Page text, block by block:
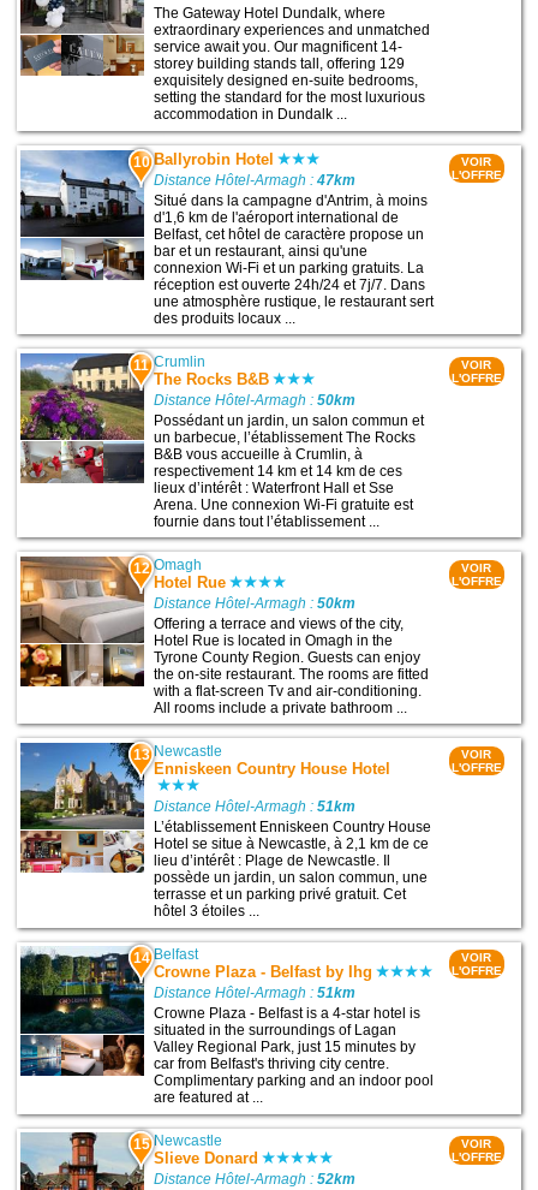
The Gateway Hotel Dundalk, where
extraordinary experiences and unmatched
service await you. Our magnificent 14-
storey building stands tall, offering 129
exquisitely designed en-suite bedrooms,
setting the standard for the most luxurious
accommodation in Dundalk ...
10 Ballyrobin Hotel
Distance Hôtel-Armagh :47km
Situé dans la campagne d'Antrim, à moins
d'1,6 km de l'aéroport international de
Belfast, cet hôtel de caractère propose un
bar et un restaurant, ainsi qu'une
connexion Wi-Fi et un parking gratuits. La
réception est ouverte 24h/24 et 7j/7. Dans
une atmosphère rustique, le restaurant sert
des produits locaux ...
VOIR
L'OFFRE
11 Crumlin
The Rocks B&B
Distance Hôtel-Armagh :50km
Possédant un jardin, un salon commun et
un barbecue, l’établissement The Rocks
B&B vous accueille à Crumlin, à
respectivement 14 km et 14 km de ces
lieux d’intérêt : Waterfront Hall et Sse
Arena. Une connexion Wi-Fi gratuite est
fournie dans tout l’établissement ...
VOIR
L'OFFRE
12 Omagh
Hotel Rue
Distance Hôtel-Armagh :50km
Offering a terrace and views of the city,
Hotel Rue is located in Omagh in the
Tyrone County Region. Guests can enjoy
the on-site restaurant. The rooms are fitted
with a flat-screen Tv and air-conditioning.
All rooms include a private bathroom ...
VOIR
L'OFFRE
13 Newcastle
Enniskeen Country House Hotel
Distance Hôtel-Armagh :51km
L’établissement Enniskeen Country House
Hotel se situe à Newcastle, à 2,1 km de ce
lieu d’intérêt : Plage de Newcastle. Il
possède un jardin, un salon commun, une
terrasse et un parking privé gratuit. Cet
hôtel 3 étoiles ...
VOIR
L'OFFRE
14 Belfast
Crowne Plaza - Belfast by Ihg
Distance Hôtel-Armagh :51km
Crowne Plaza - Belfast is a 4-star hotel is
situated in the surroundings of Lagan
Valley Regional Park, just 15 minutes by
car from Belfast's thriving city centre.
Complimentary parking and an indoor pool
are featured at ...
VOIR
L'OFFRE
15 Newcastle
Slieve Donard
Distance Hôtel-Armagh :52km
VOIR
L'OFFRE